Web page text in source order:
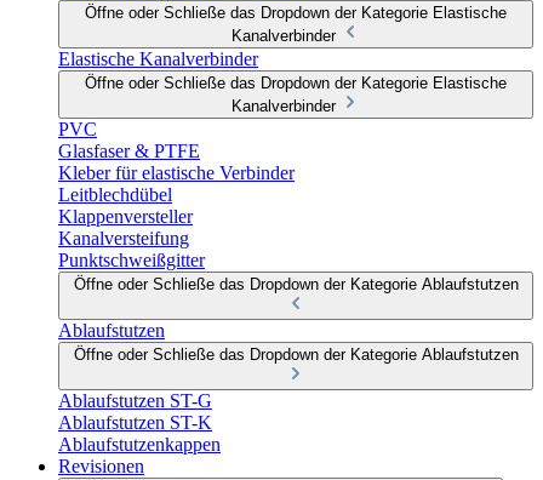
Öffne oder Schließe das Dropdown der Kategorie Elastische
Kanalverbinder
Elastische Kanalverbinder
Öffne oder Schließe das Dropdown der Kategorie Elastische
Kanalverbinder
PVC
Glasfaser & PTFE
Kleber für elastische Verbinder
Leitblechdübel
Klappenversteller
Kanalversteifung
Punktschweißgitter
Öffne oder Schließe das Dropdown der Kategorie Ablaufstutzen
Ablaufstutzen
Öffne oder Schließe das Dropdown der Kategorie Ablaufstutzen
Ablaufstutzen ST-G
Ablaufstutzen ST-K
Ablaufstutzenkappen
Revisionen